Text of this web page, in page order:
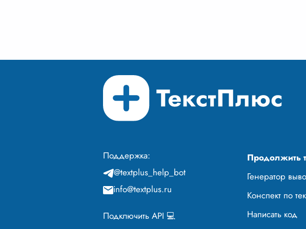
Поддержка:
@textplus_help_bot
info@textplus.ru
Подключить API 💻
Продолжить
Генератор
Конспект по
Написать код